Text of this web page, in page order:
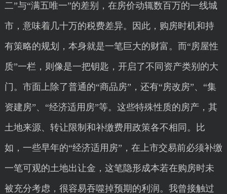
二”与“满五唯一”的差别，在房价动辄数百万的一线城
市，意味着几十万的税费差异。因此，购房时机和持
有策略的规划，本身就是一笔巨大的财富。而“房屋性
质”一栏，则像是一把钥匙，开启了不同资产类别的大
门。市面上除了普通的“商品房”，还有“房改房”、“集
资建房”、“经济适用房”等。这些特殊性质的房产，其
土地来源、转让限制和补缴费用政策各不相同。比
如，一些早年的“经济适用房”，在上市交易前必须补缴
一笔可观的土地出让金，这笔隐形成本若在购房时未
被充分考虑，很容易吞噬掉预期的利润。我曾接触过